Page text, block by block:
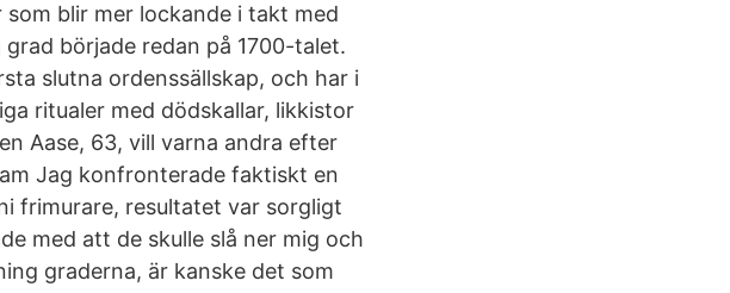
blir mer lockande i takt med
började redan på 1700-talet.
slutna ordenssällskap, och har i
ritualer med dödskallar, likkistor
Aase, 63, vill varna andra efter
Jag konfronterade faktiskt en
frimurare, resultatet var sorgligt
med att de skulle slå ner mig och
graderna, är kanske det som